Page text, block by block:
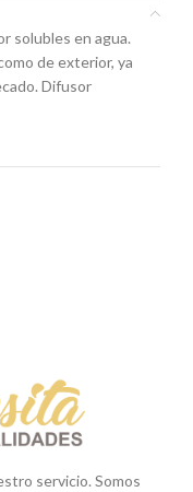
solubles en agua.
de exterior, ya
Difusor
servicio. Somos